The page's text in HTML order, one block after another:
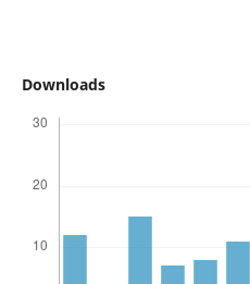
Downloads